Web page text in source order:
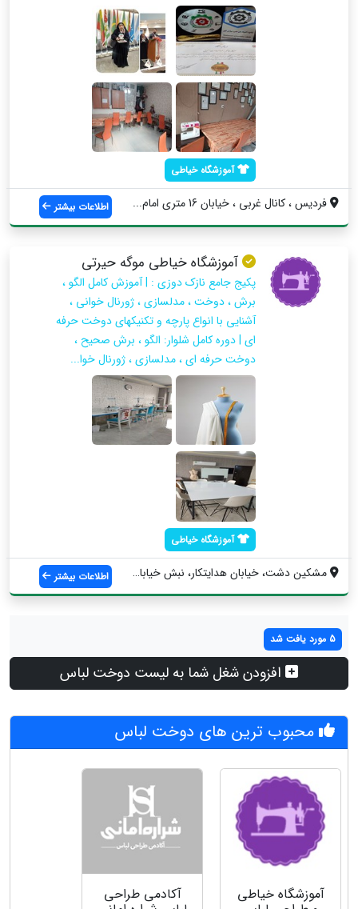
آموزشگاه خیاطی
فردیس ، کانال غربی ، خیابان 16 متری امام... اطلاعات بیشتر
آموزشگاه خیاطی موگه حیرتی
پکیج جامع نازک دوزی : | آموزش کامل الگو ،
برش ، دوخت ، مدلسازی ، ژورنال خوانی ،
آشنایی با انواع پارچه و تکنیکهای دوخت حرفه
ای | دوره کامل شلوار: الگو ، برش صحیح ،
دوخت حرفه ای ، مدلسازی ، ژورنال خوا...
آموزشگاه خیاطی
مشکین دشت، خیابان هدایتکار، نبش خیابان ص... اطلاعات بیشتر
5 مورد یافت شد
افزودن شغل شما به لیست دوخت لباس
محبوب ترین های دوخت لباس
آموزشگاه خیاطی آکادمی طراحی